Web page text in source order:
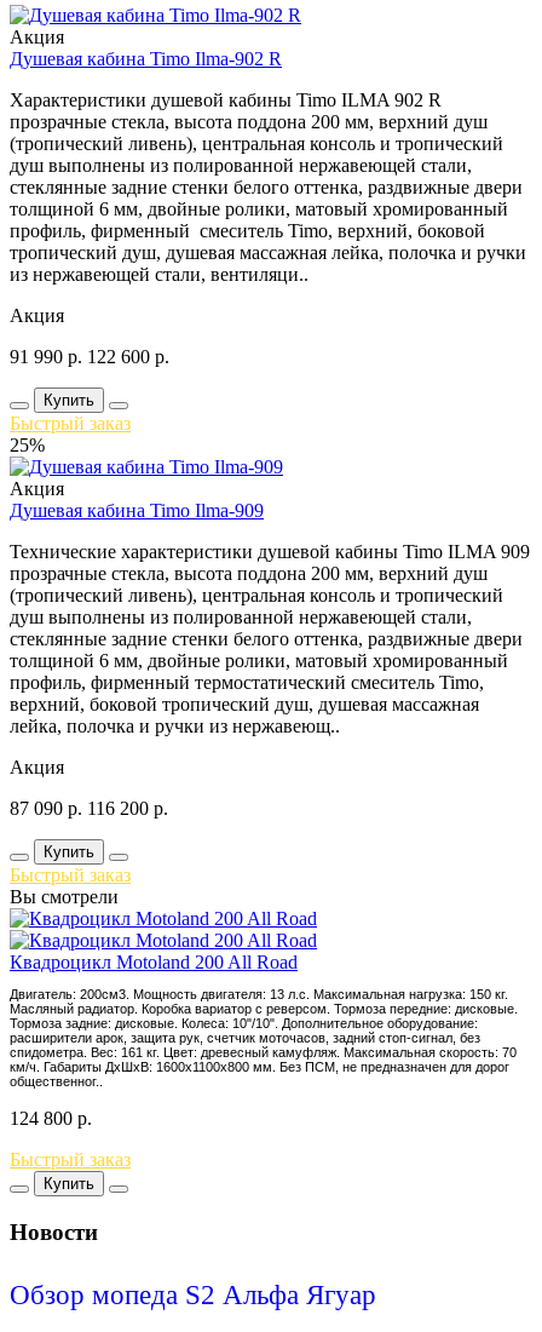
Акция
Душевая кабина Timo Ilma-902 R
Характеристики душевой кабины Timo ILMA 902 R
прозрачные стекла, высота поддона 200 мм, верхний душ
(тропический ливень), центральная консоль и тропический
душ выполнены из полированной нержавеющей стали,
стеклянные задние стенки белого оттенка, раздвижные двери
толщиной 6 мм, двойные ролики, матовый хромированный
профиль, фирменный смеситель Timo, верхний, боковой
тропический душ, душевая массажная лейка, полочка и ручки
из нержавеющей стали, вентиляци..
Акция
91 990 р. 122 600 р.
Купить
Быстрый заказ
25%
Акция
Душевая кабина Timo Ilma-909
Технические характеристики душевой кабины Timo ILMA 909
прозрачные стекла, высота поддона 200 мм, верхний душ
(тропический ливень), центральная консоль и тропический
душ выполнены из полированной нержавеющей стали,
стеклянные задние стенки белого оттенка, раздвижные двери
толщиной 6 мм, двойные ролики, матовый хромированный
профиль, фирменный термостатический смеситель Timo,
верхний, боковой тропический душ, душевая массажная
лейка, полочка и ручки из нержавеющ..
Акция
87 090 р. 116 200 р.
Купить
Быстрый заказ
Вы смотрели
Квадроцикл Motoland 200 All Road
Двигатель: 200см3. Мощность двигателя: 13 л.с. Максимальная нагрузка: 150 кг.
Масляный радиатор. Коробка вариатор с реверсом. Тормоза передние: дисковые.
Тормоза задние: дисковые. Колеса: 10"/10". Дополнительное оборудование:
расширители арок, защита рук, счетчик моточасов, задний стоп-сигнал, без
спидометра. Вес: 161 кг. Цвет: древесный камуфляж. Максимальная скорость: 70
км/ч. Габариты ДхШхВ: 1600х1100х800 мм. Без ПСМ, не предназначен для дорог
общественног..
124 800 р.
Быстрый заказ
Купить
Новости
Обзор мопеда S2 Альфа Ягуар